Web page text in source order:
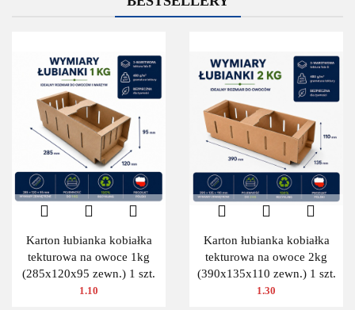
Karton łubianka kobiałka
tekturowa na owoce 1kg
(285x120x95 zewn.) 1 szt.
1.10
Karton łubianka kobiałka
tekturowa na owoce 2kg
(390x135x110 zewn.) 1 szt.
1.30